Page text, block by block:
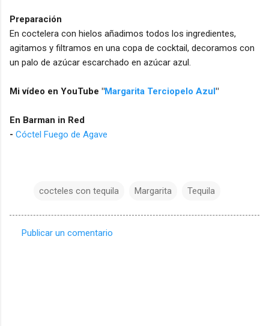
Preparación
En coctelera con hielos añadimos todos los ingredientes,
agitamos y filtramos en una copa de cocktail, decoramos con
un palo de azúcar escarchado en azúcar azul.
Mi vídeo en YouTube "Margarita Terciopelo Azul"
En Barman in Red
- Cóctel Fuego de Agave
cocteles con tequila Margarita Tequila
Publicar un comentario